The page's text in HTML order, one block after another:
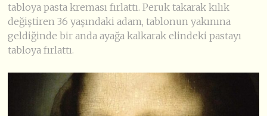
tabloya pasta kreması fırlattı. Peruk takarak kılık
değiştiren 36 yaşındaki adam, tablonun yakınına
geldiğinde bir anda ayağa kalkarak elindeki pastayı
tabloya fırlattı.